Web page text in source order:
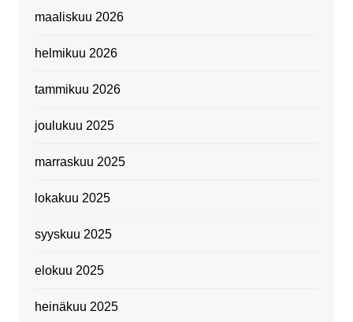
maaliskuu 2026
helmikuu 2026
tammikuu 2026
joulukuu 2025
marraskuu 2025
lokakuu 2025
syyskuu 2025
elokuu 2025
heinäkuu 2025